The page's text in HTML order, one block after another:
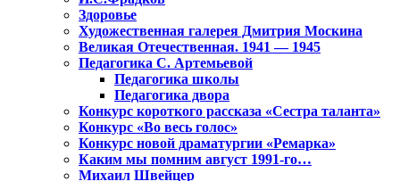
Здоровье
Художественная галерея Дмитрия Москина
Великая Отечественная. 1941 — 1945
Педагогика С. Артемьевой
Педагогика школы
Педагогика двора
Конкурс короткого рассказа «Сестра таланта»
Конкурс «Во весь голос»
Конкурс новой драматургии «Ремарка»
Каким мы помним август 1991-го…
Михаил Швейцер